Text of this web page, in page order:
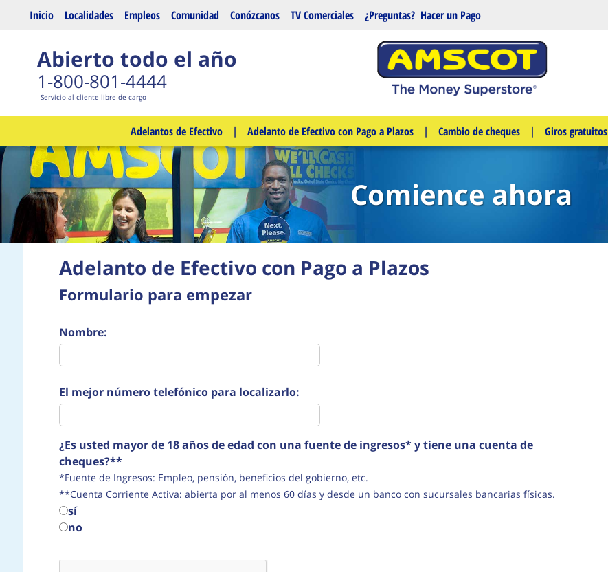
Saltar al contenido principal
Inicio Localidades Empleos Comunidad Conózcanos TV Comerciales ¿Preguntas? Hacer un Pago
Abierto todo el año
1-800-801-4444
Servicio al cliente libre de cargo
Adelantos de Efectivo | Adelanto de Efectivo con Pago a Plazos | Cambio de cheques | Giros gratuitos
Comience ahora
Adelanto de Efectivo con Pago a Plazos
Formulario para empezar
Nombre:
El mejor número telefónico para localizarlo:
¿Es usted mayor de 18 años de edad con una fuente de ingresos* y tiene una cuenta de
cheques?**
*Fuente de Ingresos: Empleo, pensión, beneficios del gobierno, etc.
**Cuenta Corriente Activa: abierta por al menos 60 días y desde un banco con sucursales bancarias físicas.
sí
no